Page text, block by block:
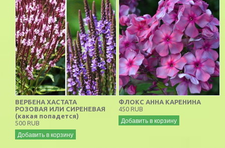
ВЕРБЕНА ХАСТАТА
РОЗОВАЯ ИЛИ СИРЕНЕВАЯ
(какая попадется)
500 RUB
Добавить в корзину
ФЛОКС АННА КАРЕНИНА
450 RUB
Добавить в корзину